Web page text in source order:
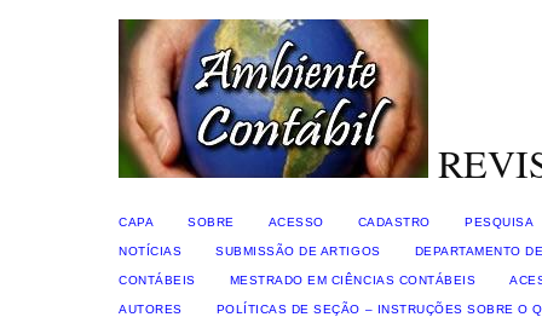
CAPA SOBRE ACESSO CADASTRO PESQUISA
NOTÍCIAS SUBMISSÃO DE ARTIGOS DEPARTAMENTO
CONTÁBEIS MESTRADO EM CIÊNCIAS CONTÁBEIS
AUTORES POLÍTICAS DE SEÇÃO – INSTRUÇÕES SOBRE O